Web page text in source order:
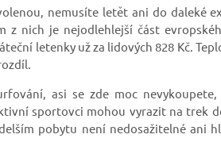
nemusíte letět ani do daleké
z nich je nejodlehlejší část
letenky už za lidových 828 Kč.
asi se zde moc
sportovci mohou vyrazit na trek
pobytu není nedosažitelné ani